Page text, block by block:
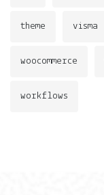
theme visma
woocommerce
workflows